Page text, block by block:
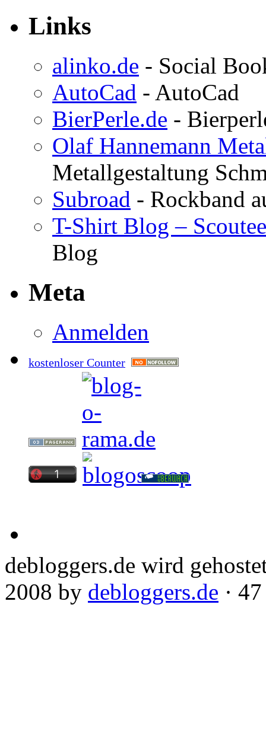
Links
alinko.de - Social
AutoCad - AutoCad
BierPerle.de -
Olaf Hannemann
Metallgestaltung
Subroad - Rockband
T-Shirt Blog – Scoutee
Blog
Meta
Anmelden
kostenloser Counter
debloggers.de wird
2008 by debloggers.de ·